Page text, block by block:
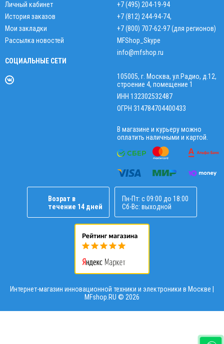
Личный кабинет
История заказов
Мои закладки
Рассылка новостей
СОЦИАЛЬНЫЕ СЕТИ
+7 (495) 204-19-94
+7 (812) 244-94-74,
+7 (800) 707-62-97 (для регионов)
MFShop_Skype
info@mfshop.ru
105005, г. Москва, ул.Радио, д.12,
строение 4, помещение 1
ИНН 132302532487
ОГРН 314784704400433
В магазине и курьеру можно
оплатить наличными и картой.
Возрат в
течение 14 дней
Пн-Пт: с 09:00 до 18:00
Сб-Вс: выходной
Интернет-магазин инновационной техники и электроники в Москве |
MFshop.RU © 2026